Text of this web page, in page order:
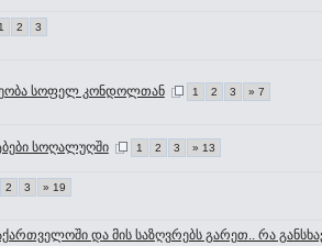
1 2 3
სოფელ კონდოლთან 1 2 3 » 7
სოღალუღში 1 2 3 » 13
2 3 » 19
და მის საზღვრებს გარეთ.. რა